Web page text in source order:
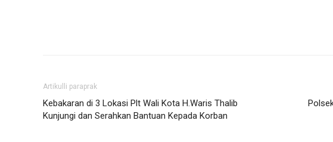
Artikulli paraprak
Kebakaran di 3 Lokasi Plt Wali Kota H.Waris Thalib
Kunjungi dan Serahkan Bantuan Kepada Korban